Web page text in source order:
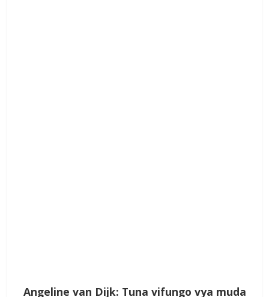
Angeline van Dijk: Tuna vifungo vya muda